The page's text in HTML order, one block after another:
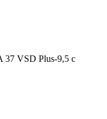
37 VSD Plus-9,5 с